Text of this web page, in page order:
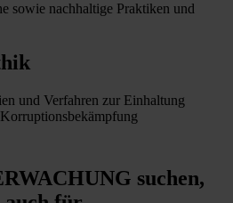
sowie nachhaltige Praktiken und
und Verfahren zur Einhaltung
suchen,